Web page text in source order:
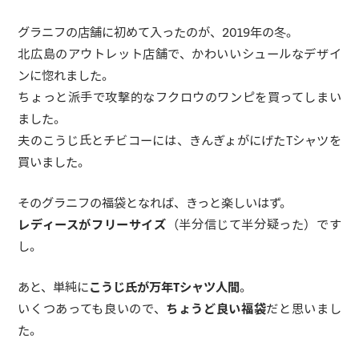
グラニフの店舗に初めて入ったのが、2019年の冬。
北広島のアウトレット店舗で、かわいいシュールなデザイ
ンに惚れました。
ちょっと派手で攻撃的なフクロウのワンピを買ってしまい
ました。
夫のこうじ氏とチビコーには、きんぎょがにげたTシャツを
買いました。
そのグラニフの福袋となれば、きっと楽しいはず。
レディースがフリーサイズ （半分信じて半分疑った）です
し。
あと、単純にこうじ氏が万年Tシャツ人間。
いくつあっても良いので、 ちょうど良い福袋だと思いまし
た。